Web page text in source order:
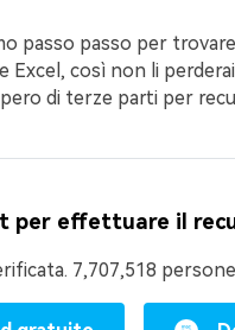
passo passo per
Excel, così non li
di terze parti per
per effettuare il
7,707,518